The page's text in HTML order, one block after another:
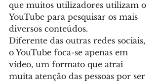
que muitos utilizadores utilizam o
YouTube para pesquisar os mais
diversos conteúdos.
Diferente das outras redes sociais,
o YouTube foca-se apenas em
vídeo, um formato que atrai
muita atenção das pessoas por ser